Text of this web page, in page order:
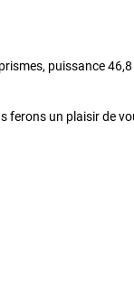
puissance 46,8
ferons un plaisir de